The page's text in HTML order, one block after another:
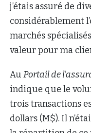
j’étais assuré de
considérablement
marchés
valeur pour ma
Au Portail de
indique que le
trois transactions
dollars (M$). Il